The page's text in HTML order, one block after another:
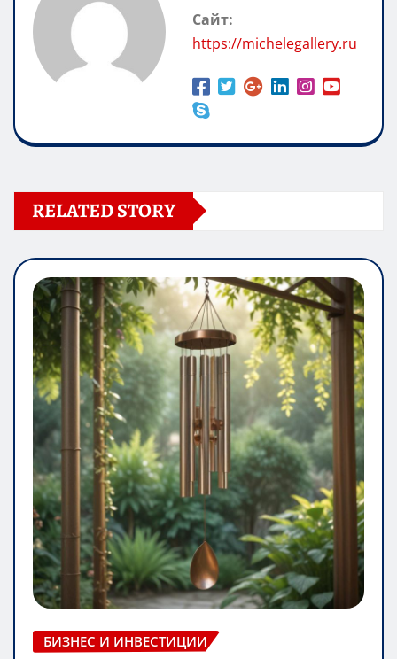
Сайт:
https://michelegallery.ru
RELATED STORY
БИЗНЕС И ИНВЕСТИЦИИ